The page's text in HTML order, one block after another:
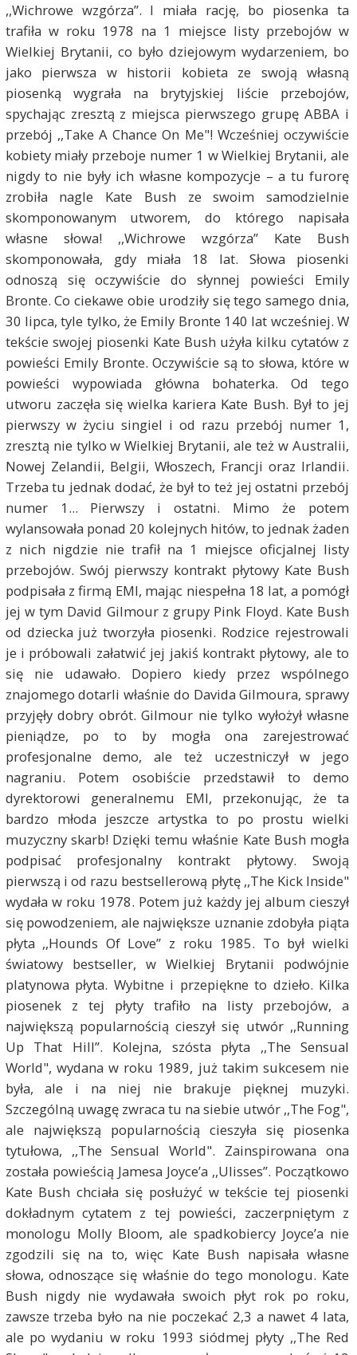
,,Wichrowe wzgórza”. I miała rację, bo piosenka ta
trafiła w roku 1978 na 1 miejsce listy przebojów w
Wielkiej Brytanii, co było dziejowym wydarzeniem, bo
jako pierwsza w historii kobieta ze swoją własną
piosenką wygrała na brytyjskiej liście przebojów,
spychając zresztą z miejsca pierwszego grupę ABBA i
przebój ,,Take A Chance On Me"! Wcześniej oczywiście
kobiety miały przeboje numer 1 w Wielkiej Brytanii, ale
nigdy to nie były ich własne kompozycje – a tu furorę
zrobiła nagle Kate Bush ze swoim samodzielnie
skomponowanym utworem, do którego napisała
własne słowa! ,,Wichrowe wzgórza” Kate Bush
skomponowała, gdy miała 18 lat. Słowa piosenki
odnoszą się oczywiście do słynnej powieści Emily
Bronte. Co ciekawe obie urodziły się tego samego dnia,
30 lipca, tyle tylko, że Emily Bronte 140 lat wcześniej. W
tekście swojej piosenki Kate Bush użyła kilku cytatów z
powieści Emily Bronte. Oczywiście są to słowa, które w
powieści wypowiada główna bohaterka. Od tego
utworu zaczęła się wielka kariera Kate Bush. Był to jej
pierwszy w życiu singiel i od razu przebój numer 1,
zresztą nie tylko w Wielkiej Brytanii, ale też w Australii,
Nowej Zelandii, Belgii, Włoszech, Francji oraz Irlandii.
Trzeba tu jednak dodać, że był to też jej ostatni przebój
numer 1... Pierwszy i ostatni. Mimo że potem
wylansowała ponad 20 kolejnych hitów, to jednak żaden
z nich nigdzie nie trafił na 1 miejsce oficjalnej listy
przebojów. Swój pierwszy kontrakt płytowy Kate Bush
podpisała z firmą EMI, mając niespełna 18 lat, a pomógł
jej w tym David Gilmour z grupy Pink Floyd. Kate Bush
od dziecka już tworzyła piosenki. Rodzice rejestrowali
je i próbowali załatwić jej jakiś kontrakt płytowy, ale to
się nie udawało. Dopiero kiedy przez wspólnego
znajomego dotarli właśnie do Davida Gilmoura, sprawy
przyjęły dobry obrót. Gilmour nie tylko wyłożył własne
pieniądze, po to by mogła ona zarejestrować
profesjonalne demo, ale też uczestniczył w jego
nagraniu. Potem osobiście przedstawił to demo
dyrektorowi generalnemu EMI, przekonując, że ta
bardzo młoda jeszcze artystka to po prostu wielki
muzyczny skarb! Dzięki temu właśnie Kate Bush mogła
podpisać profesjonalny kontrakt płytowy. Swoją
pierwszą i od razu bestsellerową płytę ,,The Kick Inside"
wydała w roku 1978. Potem już każdy jej album cieszył
się powodzeniem, ale największe uznanie zdobyła piąta
płyta ,,Hounds Of Love” z roku 1985. To był wielki
światowy bestseller, w Wielkiej Brytanii podwójnie
platynowa płyta. Wybitne i przepiękne to dzieło. Kilka
piosenek z tej płyty trafiło na listy przebojów, a
największą popularnością cieszył się utwór ,,Running
Up That Hill”. Kolejna, szósta płyta ,,The Sensual
World", wydana w roku 1989, już takim sukcesem nie
była, ale i na niej nie brakuje pięknej muzyki.
Szczególną uwagę zwraca tu na siebie utwór ,,The Fog",
ale największą popularnością cieszyła się piosenka
tytułowa, ,,The Sensual World". Zainspirowana ona
została powieścią Jamesa Joyce’a ,,Ulisses”. Początkowo
Kate Bush chciała się posłużyć w tekście tej piosenki
dokładnym cytatem z tej powieści, zaczerpniętym z
monologu Molly Bloom, ale spadkobiercy Joyce’a nie
zgodzili się na to, więc Kate Bush napisała własne
słowa, odnoszące się właśnie do tego monologu. Kate
Bush nigdy nie wydawała swoich płyt rok po roku,
zawsze trzeba było na nie poczekać 2,3 a nawet 4 lata,
ale po wydaniu w roku 1993 siódmej płyty ,,The Red